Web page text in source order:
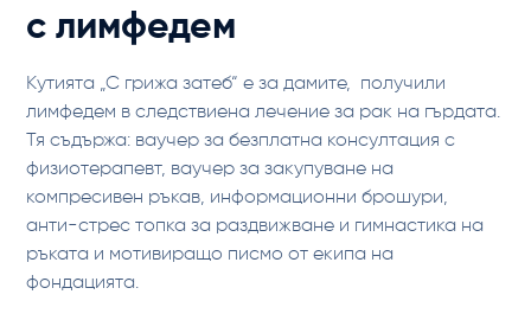
с лимфедем
Кутията „С грижа затеб“ е за дамите, получили
лимфедем в следствиена лечение за рак на гърдата.
Тя съдържа: ваучер за безплатна консултация с
физиотерапевт, ваучер за закупуване на
компресивен ръкав, информационни брошури,
анти-стрес топка за раздвижване и гимнастика на
ръката и мотивиращо писмо от екипа на
фондацията.